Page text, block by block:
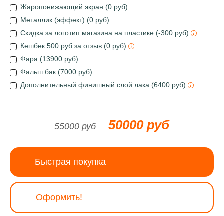
Жаропонижающий экран (0 руб)
Металлик (эффект) (0 руб)
Скидка за логотип магазина на пластике (-300 руб)
Кешбек 500 руб за отзыв (0 руб)
Фара (13900 руб)
Фальш бак (7000 руб)
Дополнительный финишный слой лака (6400 руб)
55000 руб 50000 руб
Быстрая покупка
Оформить!